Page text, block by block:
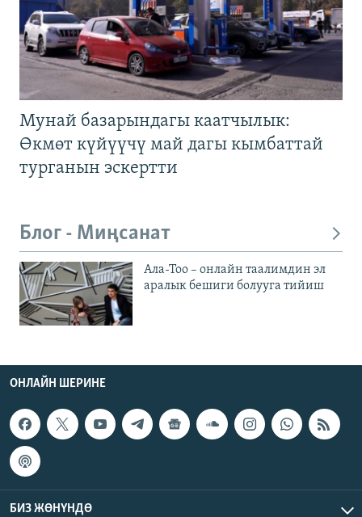
Мунай базарындагы каатчылык:
Өкмөт күйүүчү май дагы кымбаттай
турганын эскертти
Блог - Миңсанат
Ала-Тоо – онлайн таалимдин эл
аралык бешиги болууга тийиш
ОНЛАЙН ШЕРИНЕ
БИЗ ЖӨНҮНДӨ